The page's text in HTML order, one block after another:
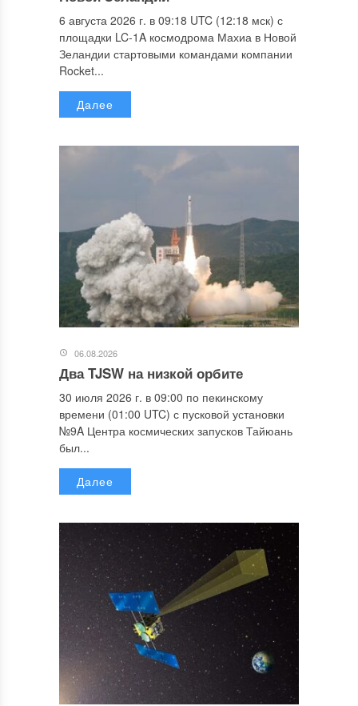
6 августа 2026 г. в 09:18 UTC (12:18 мск) с
площадки LC-1A космодрома Махиа в Новой
Зеландии стартовыми командами компании
Rocket...
Далее
06.08.2026
Два TJSW на низкой орбите
30 июля 2026 г. в 09:00 по пекинскому
времени (01:00 UTC) с пусковой установки
№9A Центра космических запусков Тайюань
был...
Далее